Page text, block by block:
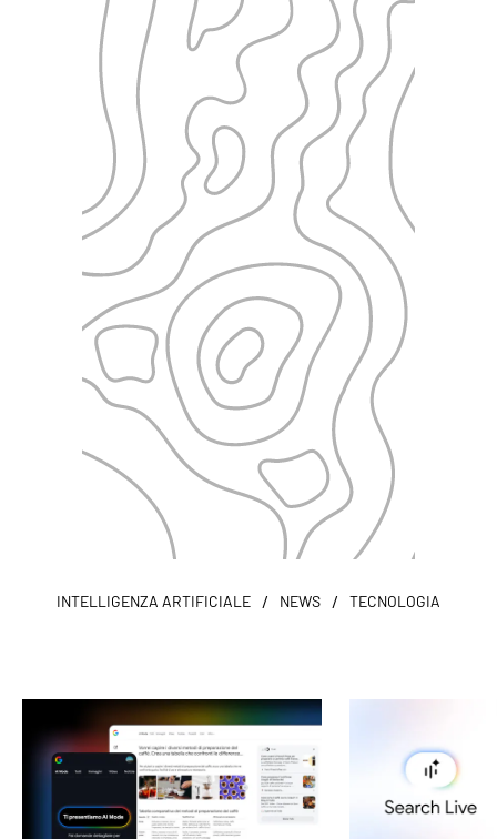
INTELLIGENZA ARTIFICIALE / NEWS / TECNOLOGIA